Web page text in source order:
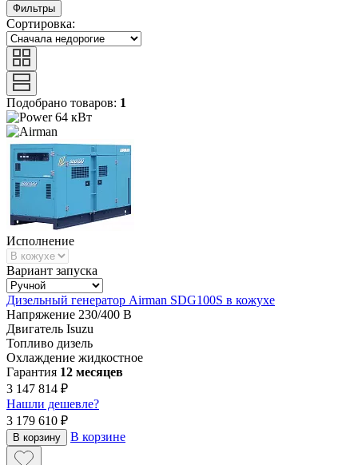
Фильтры
Сортировка:
Подобрано товаров: 1
64 кВт
Исполнение
Вариант запуска
Дизельный генератор Airman SDG100S в кожухе
Напряжение 230/400 В
Двигатель Isuzu
Топливо дизель
Охлаждение жидкостное
Гарантия 12 месяцев
3 147 814 ₽
Нашли дешевле?
3 179 610 ₽
В корзину В корзине